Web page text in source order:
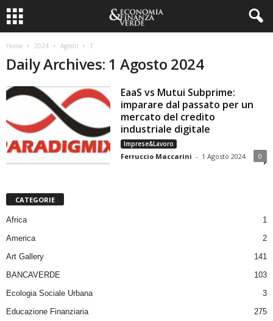
Home 2024 Agosto 1
Daily Archives: 1 Agosto 2024
EaaS vs Mutui Subprime:
imparare dal passato per un
mercato del credito
industriale digitale
Imprese&Lavoro
Ferruccio Maccarini - 1 Agosto 2024 0
CATEGORIE
Africa
1
America
2
Art Gallery
141
BANCAVERDE
103
Ecologia Sociale Urbana
3
Educazione Finanziaria
275